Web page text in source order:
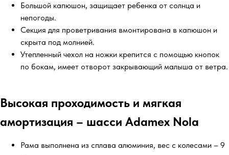
Большой капюшон, защищает ребенка от солнца и
непогоды.
Секция для проветривания вмонтирована в капюшон и
скрыта под молнией.
Утепленный чехол на ножки крепится с помощью кнопок
по бокам, имеет отворот закрывающий малыша от ветра.
Высокая проходимость и мягкая
амортизация – шасси Adamex Nola
Рама выполнена из сплава алюминия, вес с колесами – 9